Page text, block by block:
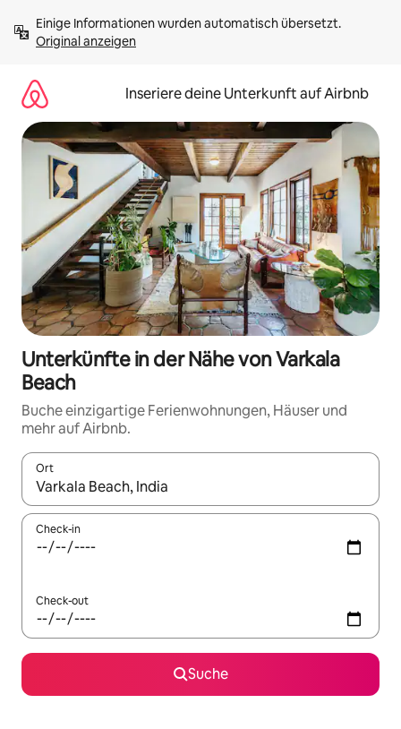
Inhalten
springenOriginal anzeigen
Inseriere deine Unterkunft auf Airbnb
Unterkünfte in der Nähe von Varkala
Beach
Buche einzigartige Ferienwohnungen, Häuser und
mehr auf Airbnb.
Ort
Wenn Ergebnisse verfügbar sind, navigiere mit den
Check-in
Check-out
Suche